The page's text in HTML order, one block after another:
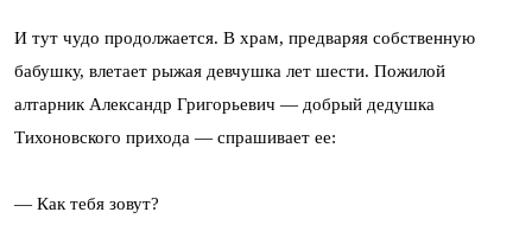
И тут чудо продолжается. В храм, предваряя собственную
бабушку, влетает рыжая девчушка лет шести. Пожилой
алтарник Александр Григорьевич — добрый дедушка
Тихоновского прихода — спрашивает ее:
— Как тебя зовут?